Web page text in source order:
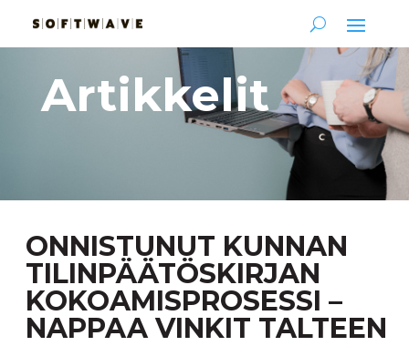
Artikkelit
ONNISTUNUT KUNNAN
TILINPÄÄTÖSKIRJAN
KOKOAMISPROSESSI –
NAPPAA VINKIT TALTEEN